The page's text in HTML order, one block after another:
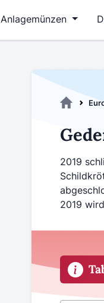
Anlagemünzen
2019
2019